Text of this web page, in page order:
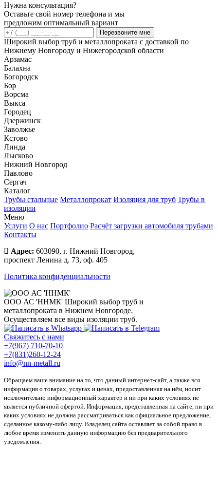
Нужна консультация?
Оставьте свой номер телефона и мы
предложим оптимальный вариант
Перезвоните мне
Широкий выбор труб и металлопроката с доставкой по
Нижнему Новгороду и Нижегородской области
Арзамас
Балахна
Богородск
Бор
Ворсма
Выкса
Городец
Дзержинск
Заволжье
Кстово
Линда
Лысково
Нижний Новгород
Павлово
Сергач
Каталог
Трубы стальные Металлопрокат Изоляция для труб Трубы в
изоляции
Меню
Услуги О нас Портфолио Расчёт загрузки автомобиля трубами
Контакты
Адрес: 603090, г. Нижний Новгород,
проспект Ленина д. 73, оф. 405
Политика конфиденциальности
ООО АС 'ННМК' Широкий выбор труб и
металлопроката в Нижнем Новгороде.
Осуществляем все виды изоляции труб.
Свяжитесь с нами
+7(967) 710-70-10
+7(831)260-12-24
info@nn-metall.ru
Обращаем ваше внимание на то, что данный интернет-сайт, а также вся
информация о товарах, услугах и ценах, предоставленная на нём, носит
исключительно информационный характер и ни при каких условиях не
является публичной офертой. Информация, представленная на сайте, ни при
каких условиях не должна рассматриваться как официальное предложение,
сделанное какому-либо лицу. Владелец сайта оставляет за собой право в
любое время изменить данную информацию без предварительного
уведомления.